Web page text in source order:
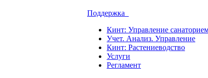
Поддержка
Кинт: Управление
Учет. Анализ. Управление
Кинт: Растениеводство
Услуги
Регламент